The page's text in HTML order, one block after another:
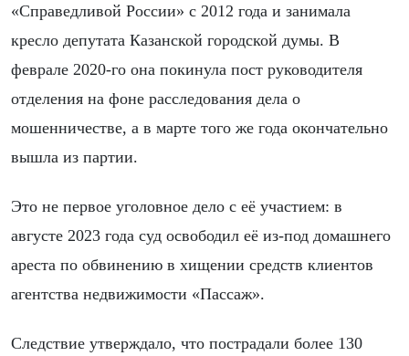
«Справедливой России» с 2012 года и занимала
кресло депутата Казанской городской думы. В
феврале 2020-го она покинула пост руководителя
отделения на фоне расследования дела о
мошенничестве, а в марте того же года окончательно
вышла из партии.
Это не первое уголовное дело с её участием: в
августе 2023 года суд освободил её из-под домашнего
ареста по обвинению в хищении средств клиентов
агентства недвижимости «Пассаж».
Следствие утверждало, что пострадали более 130